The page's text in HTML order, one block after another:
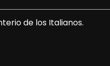
de los Italianos.